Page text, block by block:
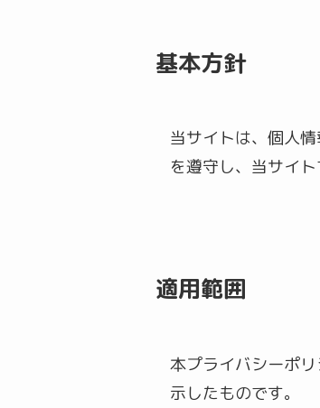
基本方針
当サイトは、個人
を遵守し、当サイ
適用範囲
本プライバシーポ
示したものです。